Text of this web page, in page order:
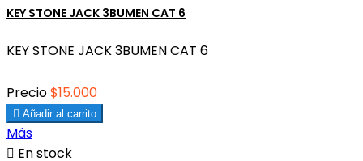
KEY STONE JACK 3BUMEN CAT 6
KEY STONE JACK 3BUMEN CAT 6
Precio$15.000
 Añadir al carrito
Más
 En stock